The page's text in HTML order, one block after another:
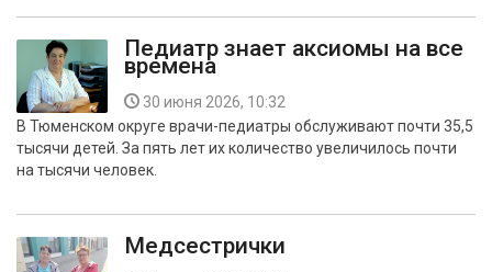
АРХИВ PDF
Педиатр знает аксиомы на все
времена
30 июня 2026, 10:32
В Тюменском округе врачи-педиатры обслуживают почти 35,5
тысячи детей. За пять лет их количество увеличилось почти
на тысячи человек.
Медсестрички